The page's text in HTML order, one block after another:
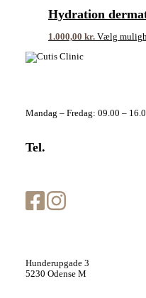
Hydration
1.000,00 kr. Vælg
Mandag – Fredag: 09.00 –
Tel.
Hunderupgade 3
5230 Odense M